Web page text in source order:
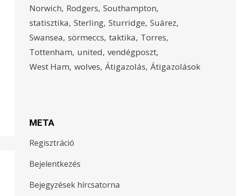
Norwich Rodgers Southampton
statisztika Sterling Sturridge Suárez
Swansea sörmeccs taktika Torres
Tottenham united vendégposzt
West Ham wolves Átigazolás Átigazolások
META
Regisztráció
Bejelentkezés
Bejegyzések hírcsatorna